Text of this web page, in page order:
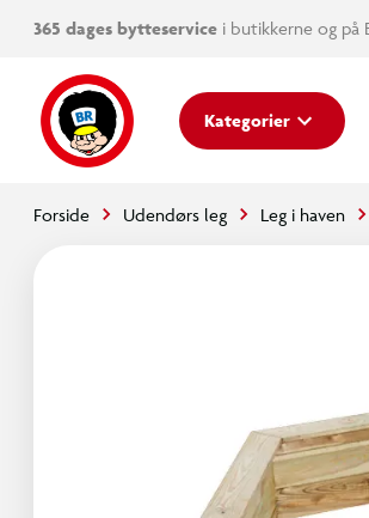
365 dages bytteservice i butikkerne og på
Kategorier
Forside Udendørs leg Leg i haven